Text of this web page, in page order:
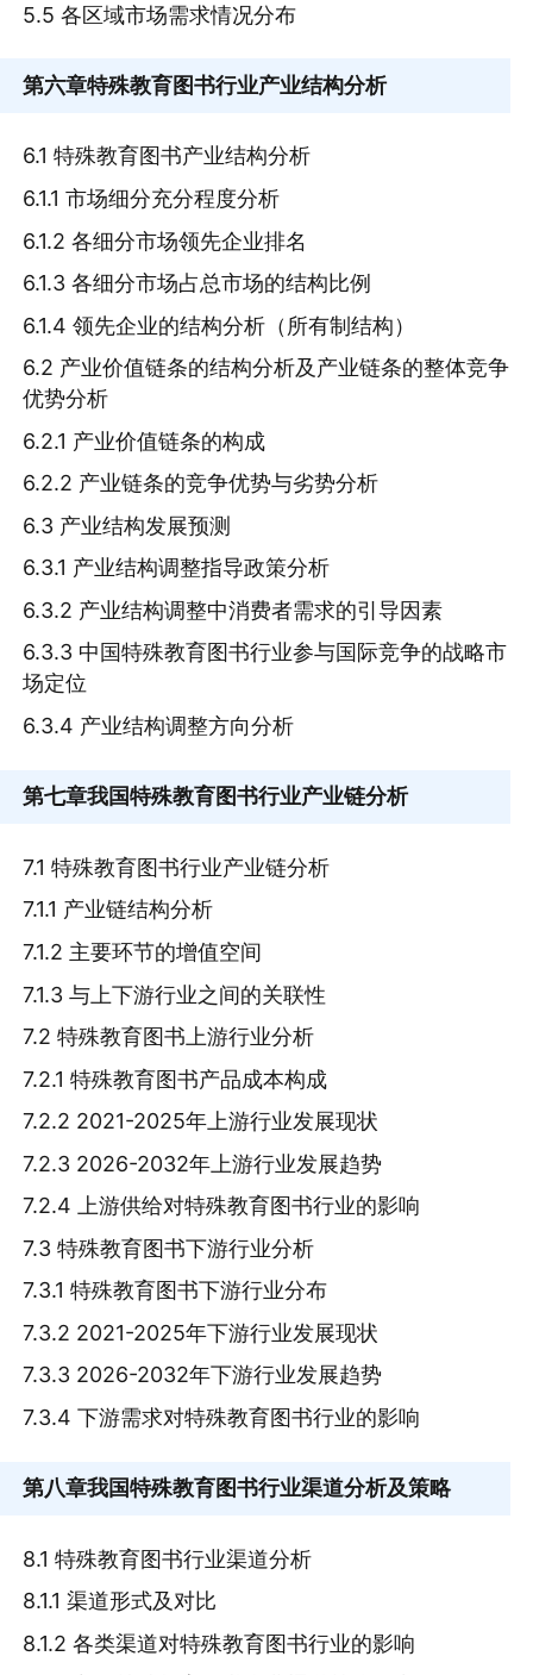
5.5 各区域市场需求情况分布
第六章特殊教育图书行业产业结构分析
6.1 特殊教育图书产业结构分析
6.1.1 市场细分充分程度分析
6.1.2 各细分市场领先企业排名
6.1.3 各细分市场占总市场的结构比例
6.1.4 领先企业的结构分析（所有制结构）
6.2 产业价值链条的结构分析及产业链条的整体竞争
优势分析
6.2.1 产业价值链条的构成
6.2.2 产业链条的竞争优势与劣势分析
6.3 产业结构发展预测
6.3.1 产业结构调整指导政策分析
6.3.2 产业结构调整中消费者需求的引导因素
6.3.3 中国特殊教育图书行业参与国际竞争的战略市
场定位
6.3.4 产业结构调整方向分析
第七章我国特殊教育图书行业产业链分析
7.1 特殊教育图书行业产业链分析
7.1.1 产业链结构分析
7.1.2 主要环节的增值空间
7.1.3 与上下游行业之间的关联性
7.2 特殊教育图书上游行业分析
7.2.1 特殊教育图书产品成本构成
7.2.2 2021-2025年上游行业发展现状
7.2.3 2026-2032年上游行业发展趋势
7.2.4 上游供给对特殊教育图书行业的影响
7.3 特殊教育图书下游行业分析
7.3.1 特殊教育图书下游行业分布
7.3.2 2021-2025年下游行业发展现状
7.3.3 2026-2032年下游行业发展趋势
7.3.4 下游需求对特殊教育图书行业的影响
第八章我国特殊教育图书行业渠道分析及策略
8.1 特殊教育图书行业渠道分析
8.1.1 渠道形式及对比
8.1.2 各类渠道对特殊教育图书行业的影响